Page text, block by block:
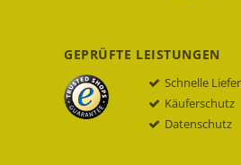
GEPRÜFTE LEISTUNGEN
Schnelle
Käuferschutz
Datenschutz